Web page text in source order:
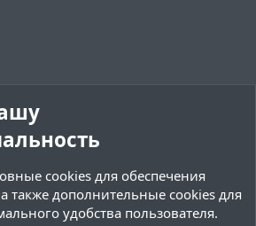
л
о
с
cookies для обеспечения
также дополнительные cookies для
удобства пользователя.